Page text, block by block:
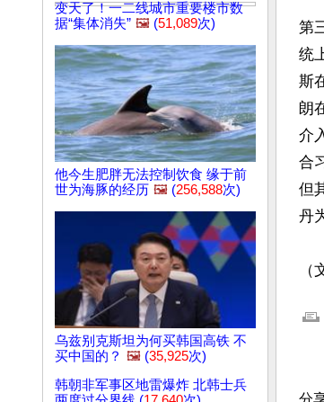
变天了！一二线城市重要楼市数
据“集体消失” 🖼️ (51,089次)
他今生肥胖无法控制饮食 缘于前
世为海豚的经历 🖼️ (256,588次)
乌兹别克斯坦为何买韩国高铁 不
买中国的？ 🖼️ (35,925次)
韩朝非军事区地雷爆炸 北韩士兵
第
统
斯
朗
介
合
但
丹
分